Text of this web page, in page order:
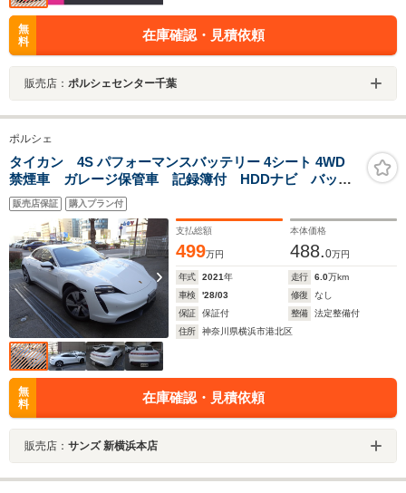
無
料
在庫確認・見積依頼
販売店： ポルシェセンター千葉
ポルシェ
タイカン 4S パフォーマンスバッテリー 4シート 4WD
禁煙車 ガレージ保管車 記録簿付 HDDナビ バック
カメラ 前後センサー 全周囲カメラ 前後ドラレコ
黒革シートヒーター ETC2.0 USB BLIS ACC エ
アサス 電動ゲート LEDライト 純正19AW
販売店保証 購入プラン付
支払総額
499万円
本体価格
488.0万円
年式 2021年 走行 6.0万km
車検
'28/03 修復
なし
保証
保証付 整備
法定整備付
住所
神奈川県横浜市港北区
無
料
在庫確認・見積依頼
販売店： サンズ 新横浜本店